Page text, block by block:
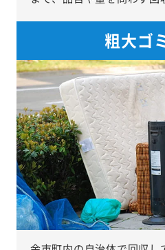
まで、品目や量を問わず回
粗大ゴ